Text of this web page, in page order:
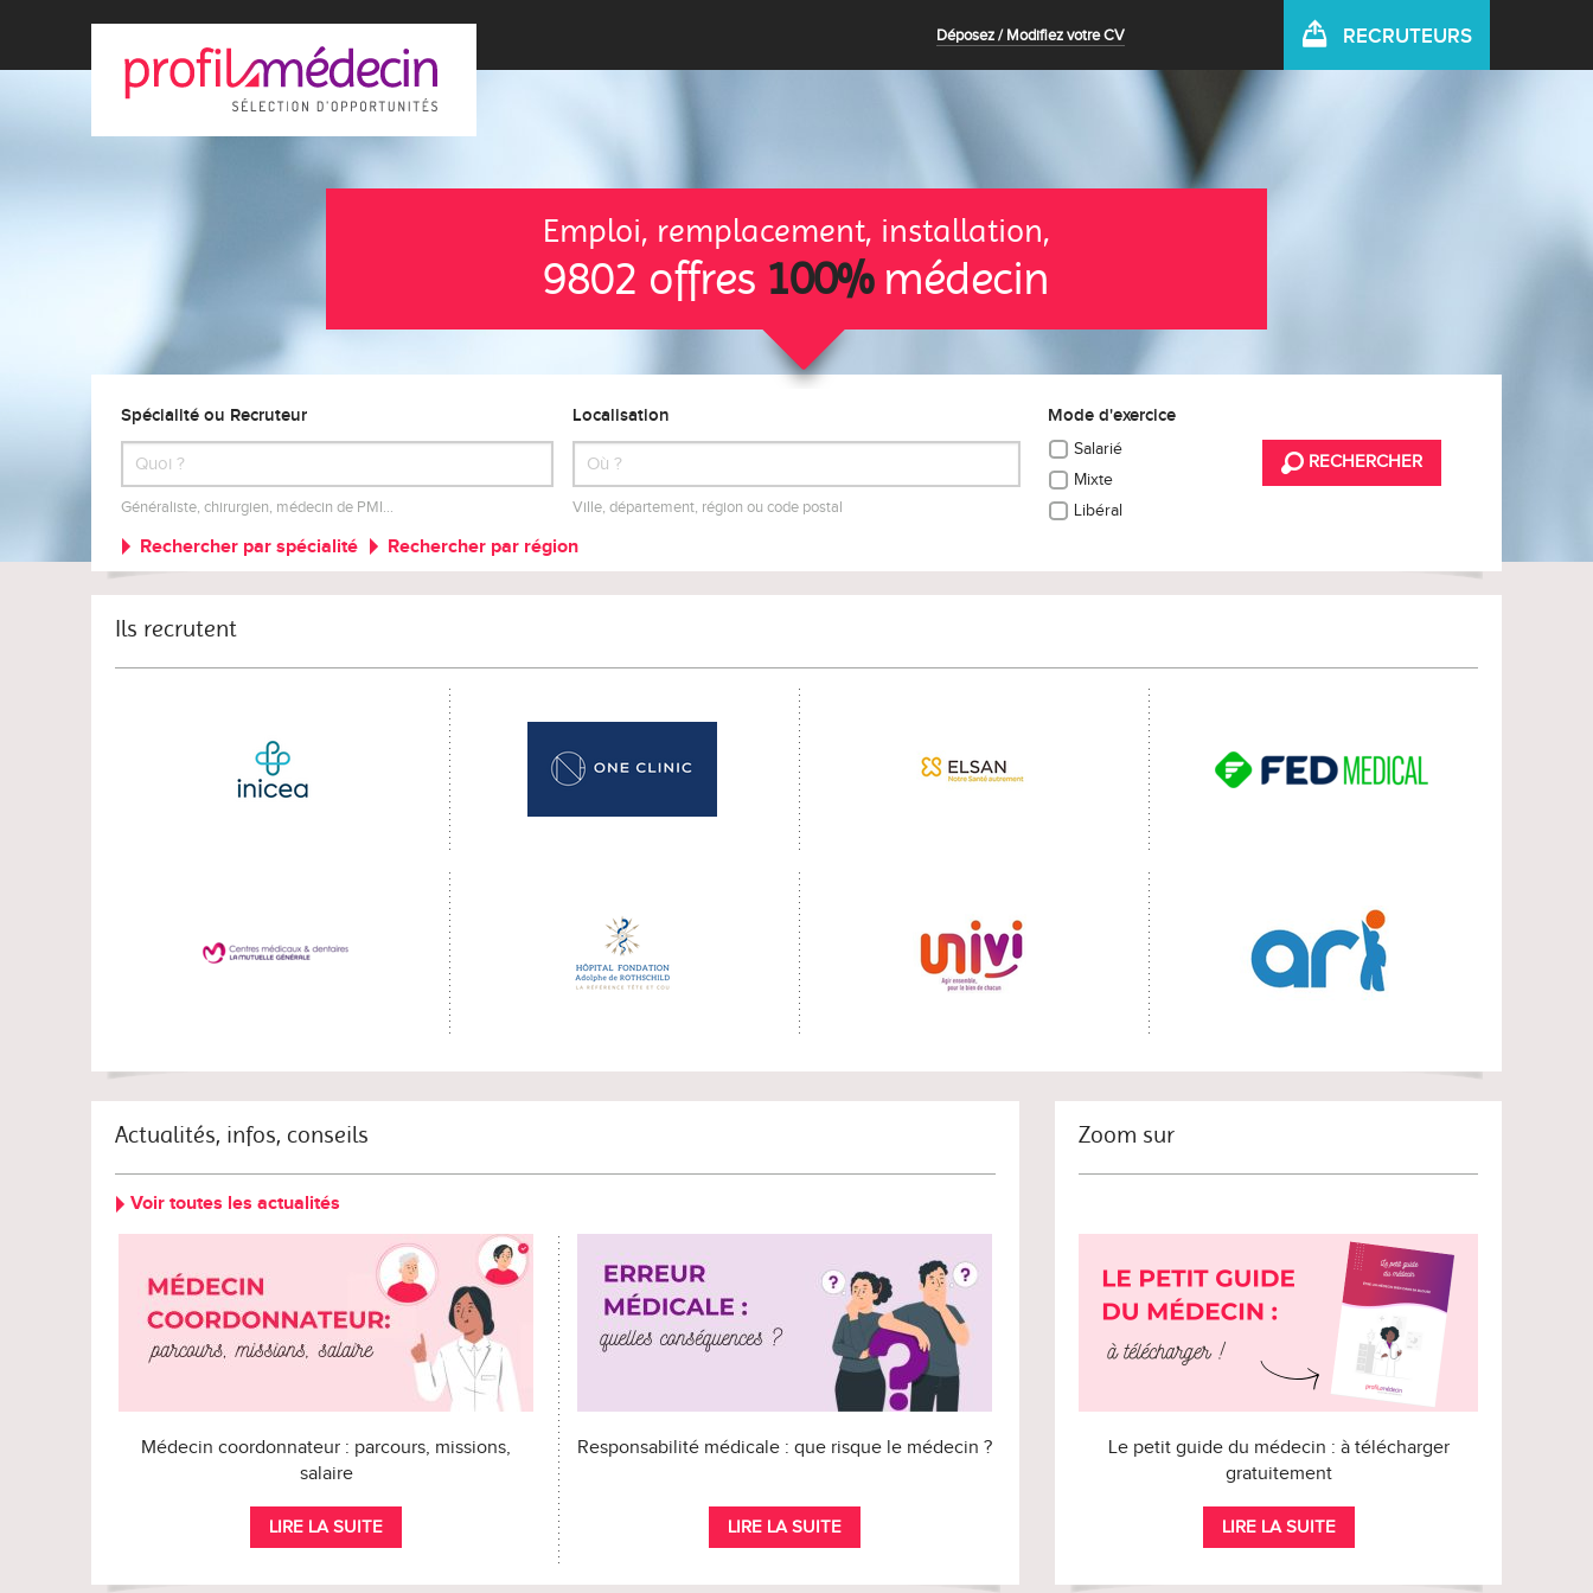
Déposez / Modifiez votre CV RECRUTEURS
Emploi, remplacement, installation,
9802 offres 100%médecin
Spécialité ou Recruteur
Généraliste, chirurgien, médecin de PMI…
Localisation
Ville, département, région ou code postal
Mode d'exercice
Salarié
Mixte
Libéral
RECHERCHER
Rechercher par spécialité Rechercher par région
Ils recrutent
Actualités, infos, conseils
Voir toutes les actualités
Médecin coordonnateur : parcours, missions,
salaire
LIRE LA SUITE
Responsabilité médicale : que risque le médecin ?
LIRE LA SUITE
Zoom sur
Le petit guide du médecin : à télécharger
gratuitement
LIRE LA SUITE